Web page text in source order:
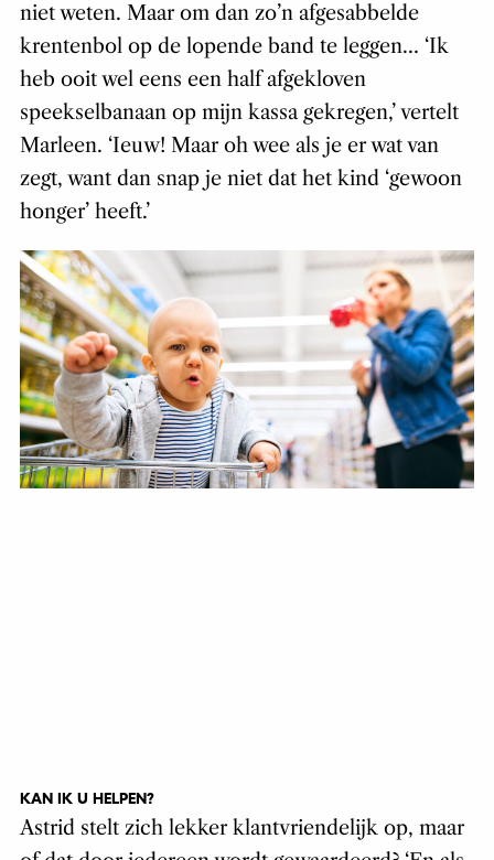
niet weten. Maar om dan zo’n afgesabbelde
krentenbol op de lopende band te leggen… ‘Ik
heb ooit wel eens een half afgekloven
speekselbanaan op mijn kassa gekregen,’ vertelt
Marleen. ‘Ieuw! Maar oh wee als je er wat van
zegt, want dan snap je niet dat het kind ‘gewoon
honger’ heeft.’
KAN IK U HELPEN?
Astrid stelt zich lekker klantvriendelijk op, maar